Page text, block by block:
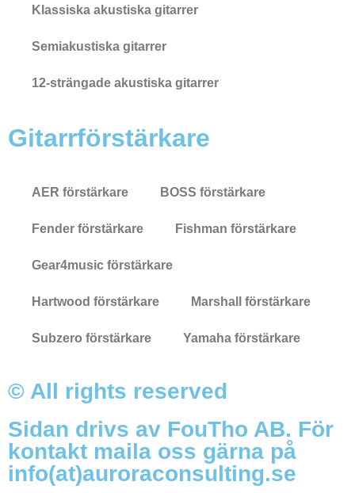
Klassiska akustiska gitarrer
Semiakustiska gitarrer
12-strängade akustiska gitarrer
Gitarrförstärkare
AER förstärkare BOSS förstärkare
Fender förstärkare Fishman förstärkare
Gear4music förstärkare
Hartwood förstärkare Marshall förstärkare
Subzero förstärkare Yamaha förstärkare
© All rights reserved
Sidan drivs av FouTho AB. För
kontakt maila oss gärna på
info(at)auroraconsulting.se